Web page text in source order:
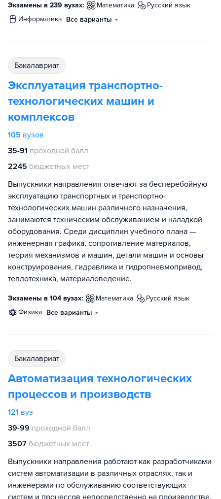
Экзамены в 239 вузах: математика
русский язык
информатика Все варианты
бакалавриат
Эксплуатация транспортно-
технологических машин и
комплексов
105 вузов
35-91 проходной балл
2245 бюджетных мест
Выпускники направления отвечают за бесперебойную
эксплуатацию транспортных и транспортно-
технологических машин различного назначения,
занимаются техническим обслуживанием и наладкой
оборудования. Среди дисциплин учебного плана —
инженерная графика, сопротивление материалов,
теория механизмов и машин, детали машин и основы
конструирования, гидравлика и гидропневмопривод,
теплотехника, материаловедение.
Экзамены в 104 вузах: математика
русский язык
физика Все варианты
бакалавриат
Автоматизация технологических
процессов и производств
121 вуз
39-99 проходной балл
3507 бюджетных мест
Выпускники направления работают как разработчиками
систем автоматизации в различных отраслях, так и
инженерами по обслуживанию соответствующих
систем и процессов непосредственно на производстве.